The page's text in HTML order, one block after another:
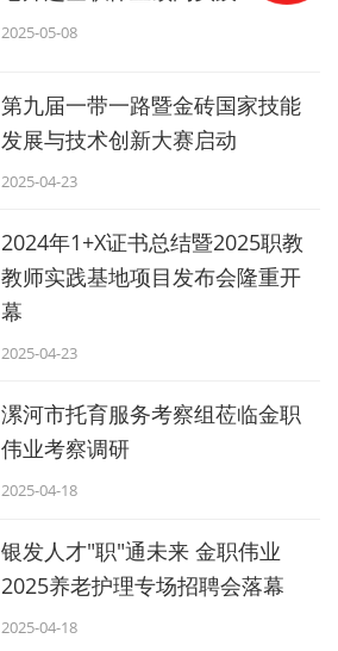
2025-05-08
第九届一带一路暨金砖国家技能
发展与技术创新大赛启动
2025-04-23
2024年1+X证书总结暨2025职教
教师实践基地项目发布会隆重开
幕
2025-04-23
漯河市托育服务考察组莅临金职
伟业考察调研
2025-04-18
银发人才"职"通未来 金职伟业
2025养老护理专场招聘会落幕
2025-04-18